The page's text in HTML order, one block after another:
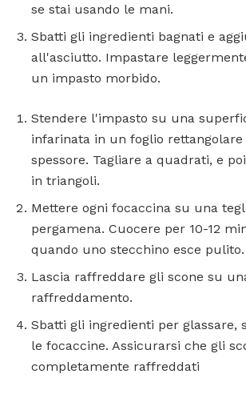
se stai usando le mani.
Sbatti gli ingredienti bagnati e
all'asciutto. Impastare
un impasto morbido.
Stendere l'impasto su una
infarinata in un foglio
spessore. Tagliare a quadrati, e
in triangoli.
Mettere ogni focaccina su una
pergamena. Cuocere per 10-12
quando uno stecchino esce pulito.
Lascia raffreddare gli scone su
raffreddamento.
Sbatti gli ingredienti per glassare,
le focaccine. Assicurarsi che gli
completamente raffreddati